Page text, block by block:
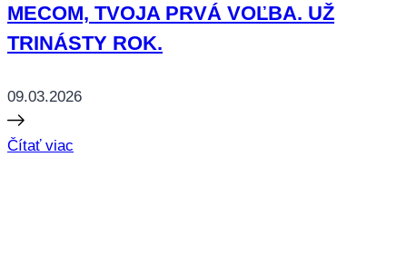
MECOM, TVOJA PRVÁ VOĽBA. UŽ
TRINÁSTY ROK.
09.03.2026
Čítať viac